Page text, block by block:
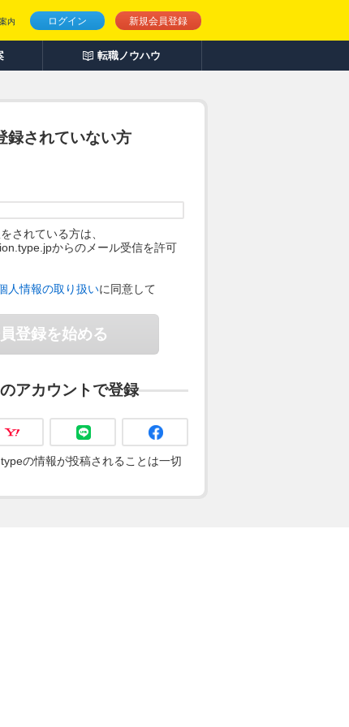
ログイン 新規会員登録
内
転職ノウハウ
録されていない方
されている方は、
からのメール受信を許可
人情報の取り扱いに同意して
登録を始める
アカウントで登録
の情報が投稿されることは一切